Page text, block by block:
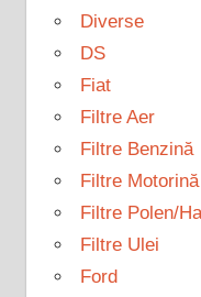
Diverse
DS
Fiat
Filtre Aer
Filtre Benzină
Filtre Motorină
Filtre Polen/
Filtre Ulei
Ford